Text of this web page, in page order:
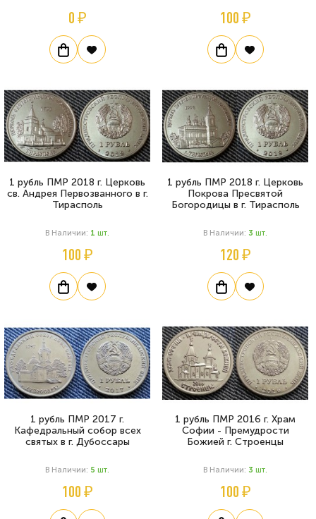
0 ₽ 100 ₽
1 рубль ПМР 2018 г. Церковь
св. Андрея Первозванного в г.
Тирасполь
В Наличии: 1 Шт.
100 ₽
1 рубль ПМР 2018 г. Церковь
Покрова Пресвятой
Богородицы в г. Тирасполь
В Наличии: 3 Шт.
120 ₽
1 рубль ПМР 2017 г.
Кафедральный собор всех
святых в г. Дубоссары
В Наличии: 5 Шт.
100 ₽
1 рубль ПМР 2016 г. Храм
Софии - Премудрости
Божией г. Строенцы
В Наличии: 3 Шт.
100 ₽